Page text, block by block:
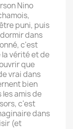
Nino
puni, puis
dans
c'est
vérité et de
que
vrai dans
bien
amis de
c'est
dans
(et